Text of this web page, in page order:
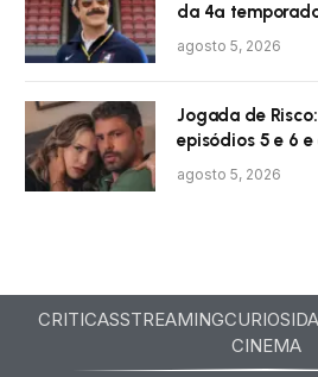
da 4ª
agosto 5, 2026
Jogada de
episódios 5 e 6
agosto 5, 2026
CRITICASSTREAMING
CINEMA